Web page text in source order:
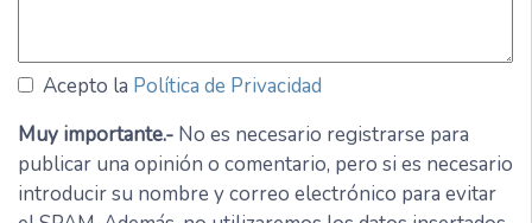
Acepto la Política de Privacidad
Muy importante.- No es necesario registrarse para
publicar una opinión o comentario, pero si es necesario
introducir su nombre y correo electrónico para evitar